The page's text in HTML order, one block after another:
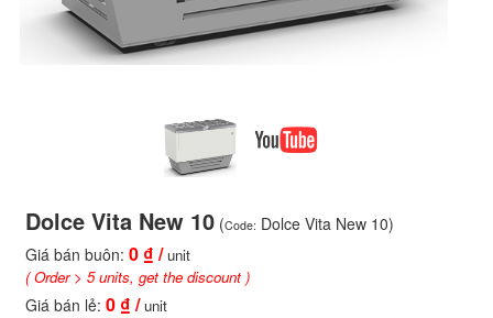
Dolce Vita New 10 (Code: Dolce Vita New 10)
Giá bán buôn: 0 ₫ / unit
( Order > 5 units, get the discount )
Giá bán lẻ: 0 ₫ /unit